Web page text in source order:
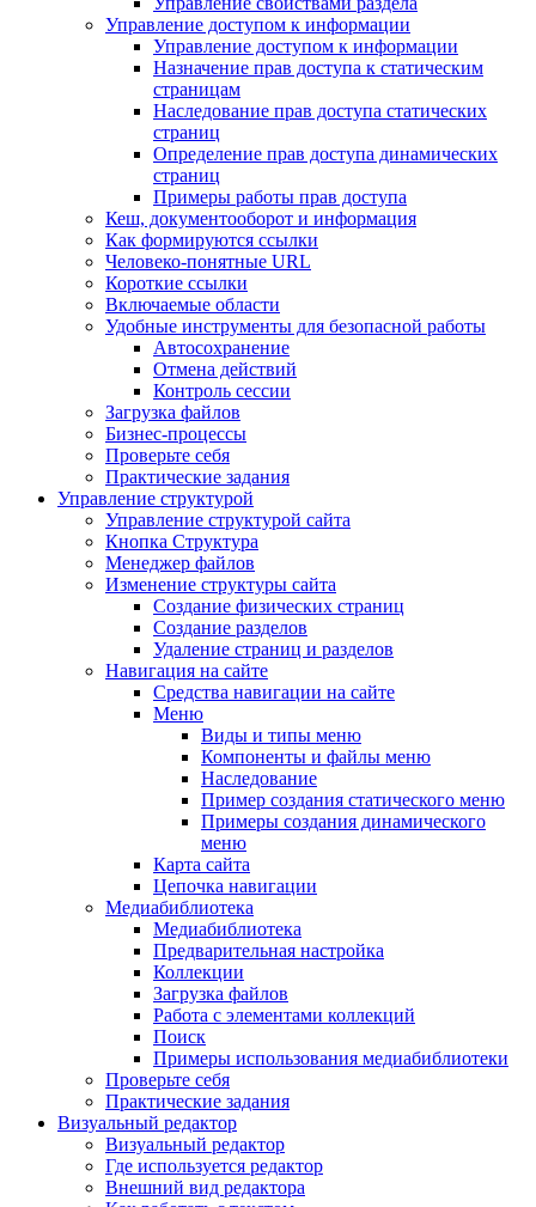
Управление доступом к информации
Управление доступом к информации
Назначение прав доступа к статическим
страницам
Наследование прав доступа статических
страниц
Определение прав доступа динамических
страниц
Примеры работы прав доступа
Кеш, документооборот и информация
Как формируются ссылки
Человеко-понятные URL
Короткие ссылки
Включаемые области
Удобные инструменты для безопасной работы
Автосохранение
Отмена действий
Контроль сессии
Загрузка файлов
Бизнес-процессы
Проверьте себя
Практические задания
Управление структурой
Управление структурой сайта
Кнопка Структура
Менеджер файлов
Изменение структуры сайта
Создание физических страниц
Создание разделов
Удаление страниц и разделов
Навигация на сайте
Средства навигации на сайте
Меню
Виды и типы меню
Компоненты и файлы меню
Наследование
Пример создания статического меню
Примеры создания динамического
меню
Карта сайта
Цепочка навигации
Медиабиблиотека
Медиабиблиотека
Предварительная настройка
Коллекции
Загрузка файлов
Работа с элементами коллекций
Поиск
Примеры использования медиабиблиотеки
Проверьте себя
Практические задания
Визуальный редактор
Визуальный редактор
Где используется редактор
Внешний вид редактора